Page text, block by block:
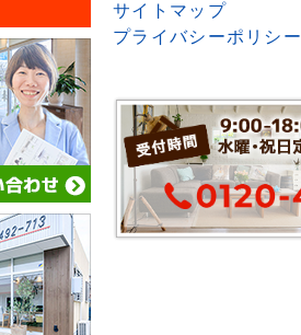
サイトマップ
プライバシーポリシー